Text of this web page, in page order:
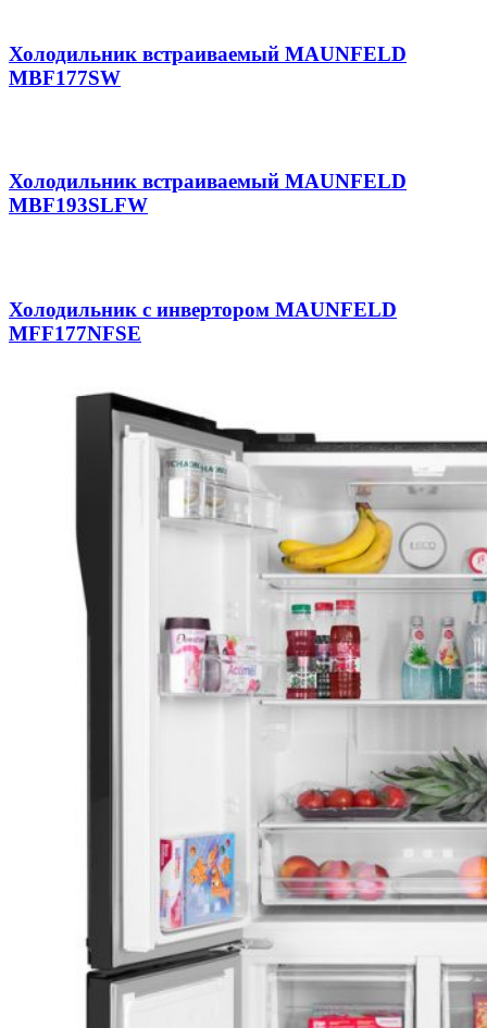
Холодильник встраиваемый MAUNFELD
MBF177SW
Холодильник встраиваемый MAUNFELD
MBF193SLFW
Холодильник с инвертором MAUNFELD
MFF177NFSE